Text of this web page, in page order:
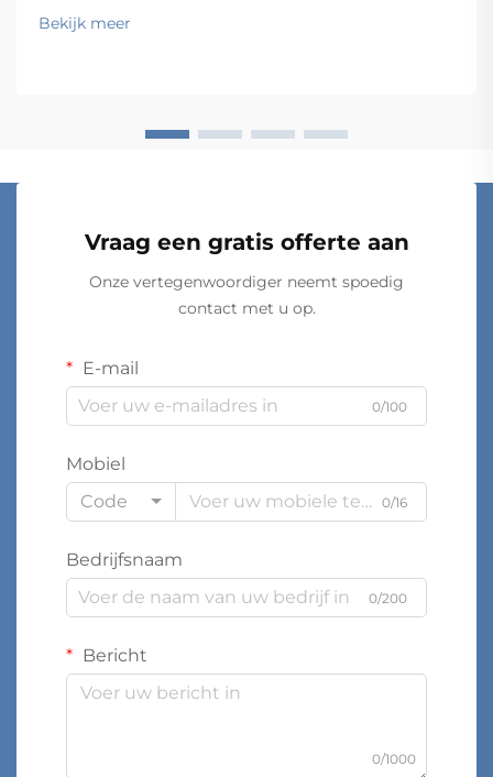
brengen, terwijl ze tegelijkertijd voldoen aan
specifieke operationele eisen. Van magazijnen en
Bekijk meer
Vraag een gratis offerte aan
Onze vertegenwoordiger neemt spoedig
contact met u op.
E-mail
0/100
Mobiel
Code
0/16
Bedrijfsnaam
0/200
Bericht
0/1000